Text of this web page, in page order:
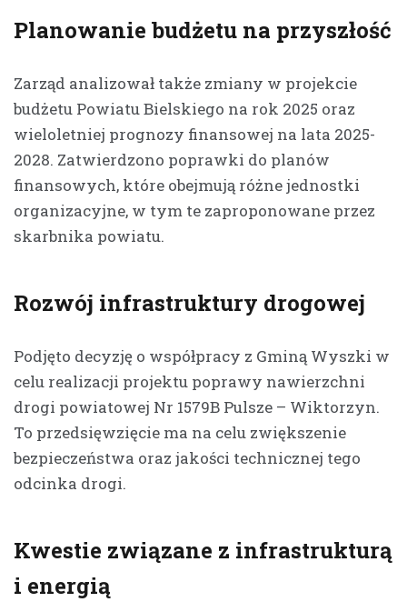
Planowanie budżetu na przyszłość
Zarząd analizował także zmiany w projekcie
budżetu Powiatu Bielskiego na rok 2025 oraz
wieloletniej prognozy finansowej na lata 2025-
2028. Zatwierdzono poprawki do planów
finansowych, które obejmują różne jednostki
organizacyjne, w tym te zaproponowane przez
skarbnika powiatu.
Rozwój infrastruktury drogowej
Podjęto decyzję o współpracy z Gminą Wyszki w
celu realizacji projektu poprawy nawierzchni
drogi powiatowej Nr 1579B Pulsze – Wiktorzyn.
To przedsięwzięcie ma na celu zwiększenie
bezpieczeństwa oraz jakości technicznej tego
odcinka drogi.
Kwestie związane z infrastrukturą
i energią